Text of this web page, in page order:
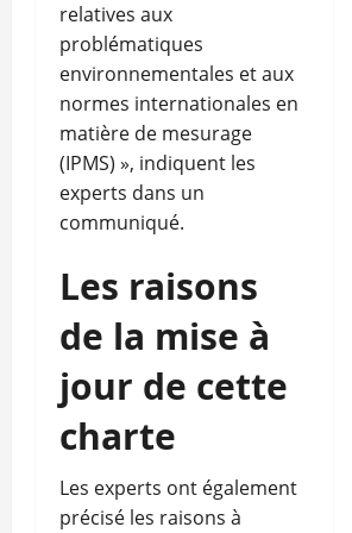
relatives aux
problématiques
environnementales et aux
normes internationales en
matière de mesurage
(IPMS) », indiquent les
experts dans un
communiqué.
Les raisons
de la mise à
jour de cette
charte
Les experts ont également
précisé les raisons à